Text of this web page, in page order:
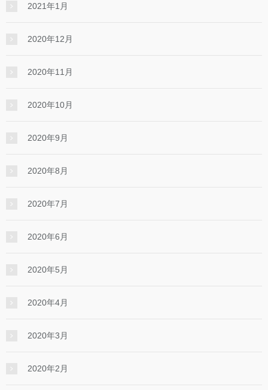
2021年1月
2020年12月
2020年11月
2020年10月
2020年9月
2020年8月
2020年7月
2020年6月
2020年5月
2020年4月
2020年3月
2020年2月